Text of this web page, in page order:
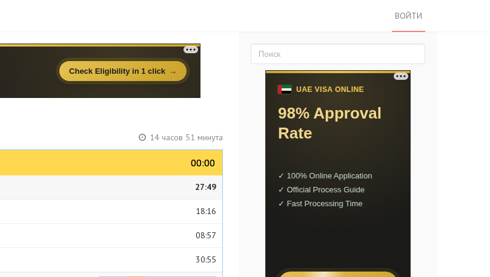
ВОЙТИ
14 часов 51 минута
00:00
00:00
27:49
18:16
08:57
30:55